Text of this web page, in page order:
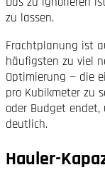
zu lassen.
Fracht­planung ist
häufigsten zu viel
Optimierung — die
pro Kubikmeter zu
oder Budget
deutlich.
Hauler-